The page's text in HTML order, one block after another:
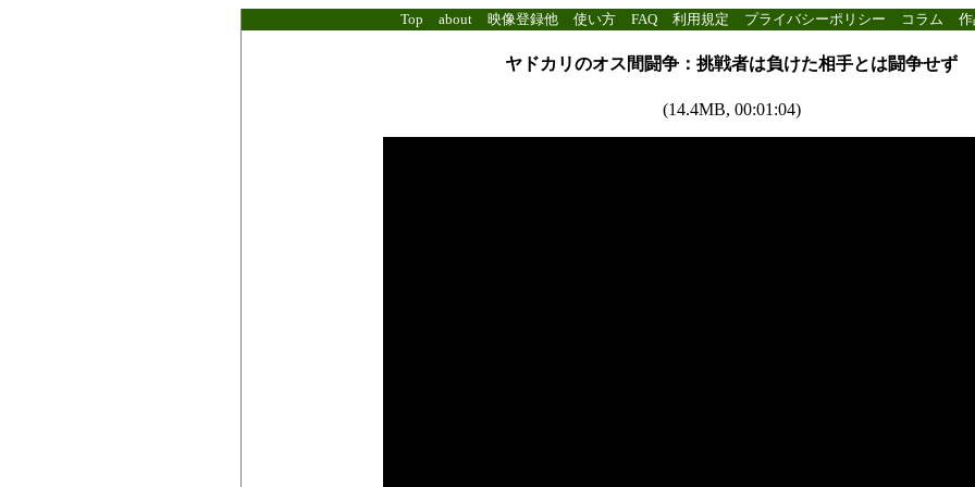
Top about 映像登録他 使い方 FAQ 利用規定 プライバシーポリシー コラム
ヤドカリのオス間闘争：挑戦者は負けた相手とは闘争せず
(14.4MB, 00:01:04)